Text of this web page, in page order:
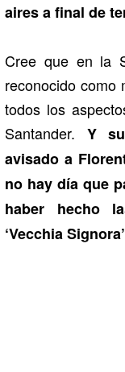
aires a final de
Cree que en la
reconocido como
todos los
Santander. Y
avisado a
no hay día que
haber hecho
‘Vecchia